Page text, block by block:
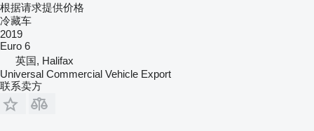
根据请求提供价格
冷藏车
2019
Euro 6
英国, Halifax
Universal Commercial Vehicle Export
联系卖方